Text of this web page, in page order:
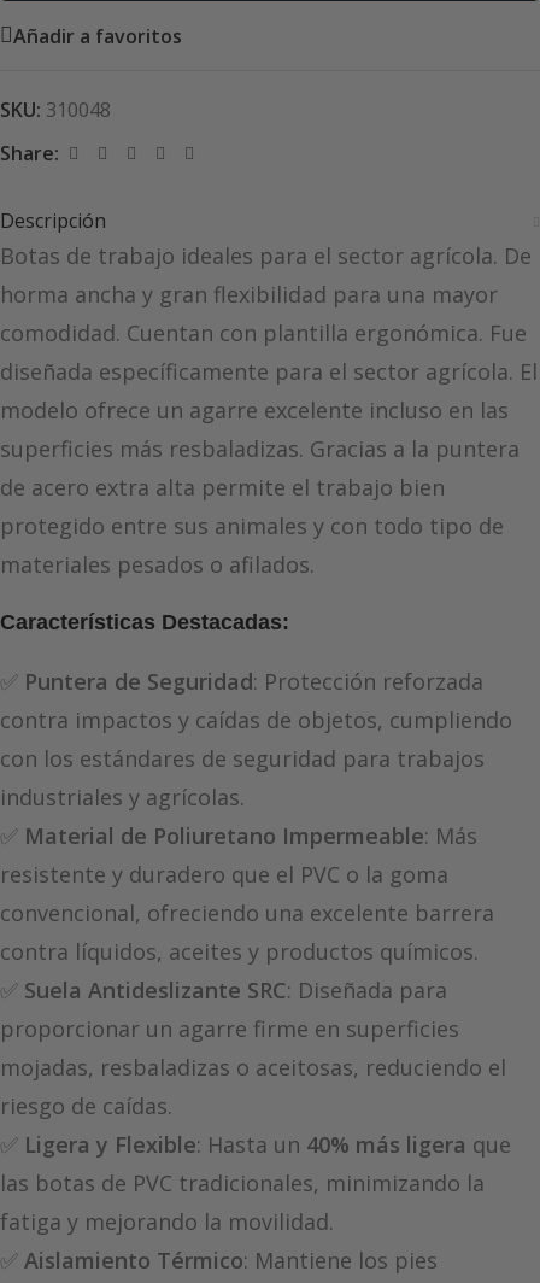
Añadir a favoritos
SKU: 310048
Share:
Descripción
Botas de trabajo ideales para el sector agrícola. De
horma ancha y gran flexibilidad para una mayor
comodidad. Cuentan con plantilla ergonómica. Fue
diseñada específicamente para el sector agrícola. El
modelo ofrece un agarre excelente incluso en las
superficies más resbaladizas. Gracias a la puntera
de acero extra alta permite el trabajo bien
protegido entre sus animales y con todo tipo de
materiales pesados o afilados.
Características Destacadas:
✅ Puntera de Seguridad: Protección reforzada
contra impactos y caídas de objetos, cumpliendo
con los estándares de seguridad para trabajos
industriales y agrícolas.
✅ Material de Poliuretano Impermeable: Más
resistente y duradero que el PVC o la goma
convencional, ofreciendo una excelente barrera
contra líquidos, aceites y productos químicos.
✅ Suela Antideslizante SRC: Diseñada para
proporcionar un agarre firme en superficies
mojadas, resbaladizas o aceitosas, reduciendo el
riesgo de caídas.
✅ Ligera y Flexible: Hasta un 40% más ligera que
las botas de PVC tradicionales, minimizando la
fatiga y mejorando la movilidad.
✅ Aislamiento Térmico: Mantiene los pies